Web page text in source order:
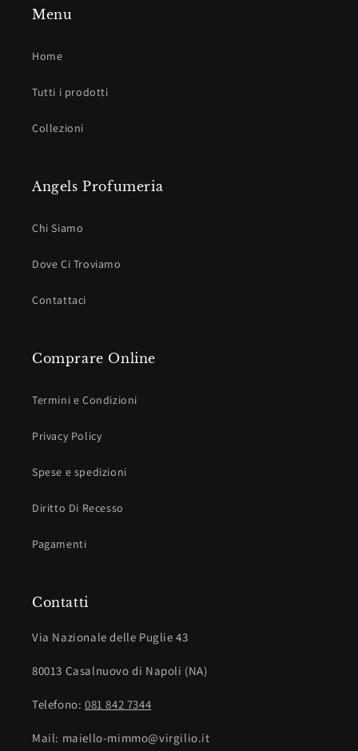
Menu
Home
Tutti i prodotti
Collezioni
Angels Profumeria
Chi Siamo
Dove Ci Troviamo
Contattaci
Comprare Online
Termini e Condizioni
Privacy Policy
Spese e spedizioni
Diritto Di Recesso
Pagamenti
Contatti
Via Nazionale delle Puglie 43
80013 Casalnuovo di Napoli (NA)
Telefono: 081 842 7344
Mail: maiello-mimmo@virgilio.it